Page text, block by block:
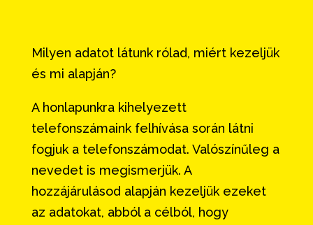
Milyen adatot látunk rólad, miért kezeljük
és mi alapján?
A honlapunkra kihelyezett
telefonszámaink felhívása során látni
fogjuk a telefonszámodat. Valószínűleg a
nevedet is megismerjük. A
hozzájárulásod alapján kezeljük ezeket
az adatokat, abból a célból, hogy